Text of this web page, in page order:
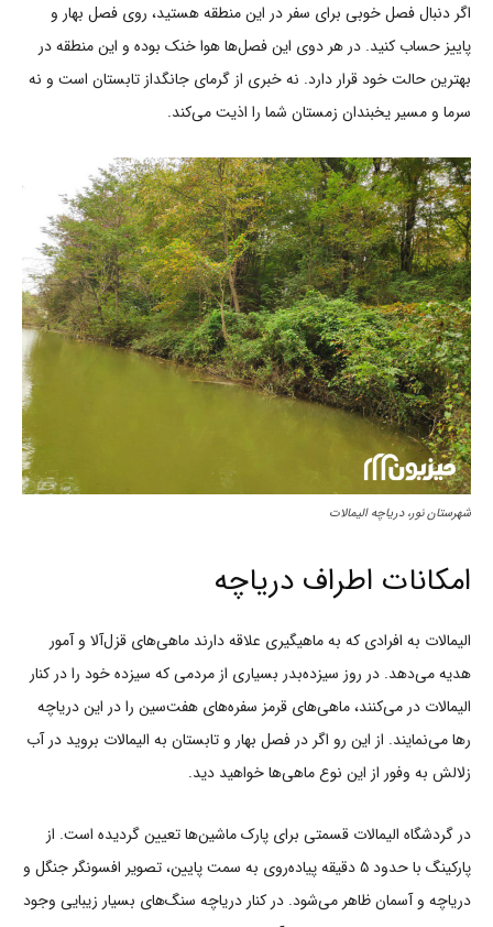
اگر دنبال فصل خوبی برای سفر در این منطقه هستید، روی فصل بهار و
پاییز حساب کنید. در هر دوی این فصل‌ها هوا خنک بوده و این منطقه در
بهترین حالت خود قرار دارد. نه خبری از گرمای جانگداز تابستان است و نه
سرما و مسیر یخبندان زمستان شما را اذیت می‌کند.
شهرستان نور، دریاچه الیمالات
امکانات اطراف دریاچه
الیمالات به افرادی که به ماهیگیری علاقه دارند ماهی‌های قزل‌آلا و آمور
هدیه می‌دهد. در روز سیزده‌بدر بسیاری از مردمی که سیزده خود را در کنار
الیمالات در می‌کنند، ماهی‌های قرمز سفره‌های هفت‌سین را در این دریاچه
رها می‌نمایند. از این رو اگر در فصل بهار و تابستان به الیمالات بروید در آب
زلالش به وفور از این نوع ماهی‌ها خواهید دید.
در گردشگاه الیمالات قسمتی برای پارک ماشین‌ها تعیین گردیده است. از
پارکینگ با حدود ۵ دقیقه پیاده‌روی به سمت پایین، تصویر افسونگر جنگل و
دریاچه و آسمان ظاهر می‌شود. در کنار دریاچه سنگ‌های بسیار زیبایی وجود